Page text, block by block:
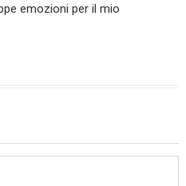
emozioni per il mio